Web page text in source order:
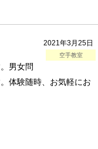
2021年3月25日
空手教室
男女問
体験随時、お気軽にお